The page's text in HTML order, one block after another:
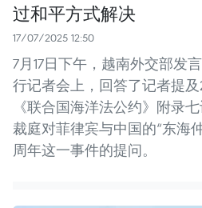
过和平方式解决
17/07/2025 12:50
7月17日下午，越南外交部发
行记者会上，回答了记者提及
《联合国海洋法公约》附录
裁庭对菲律宾与中国的“东海
周年这一事件的提问。